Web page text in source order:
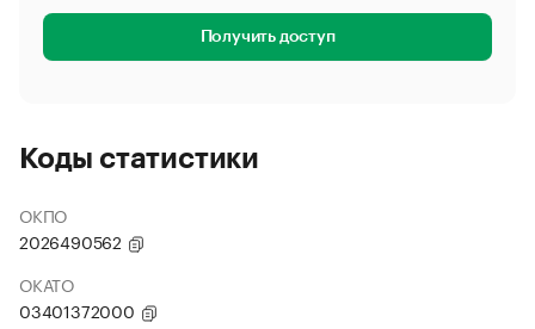
Получить доступ
Коды статистики
ОКПО
2026490562
ОКАТО
03401372000